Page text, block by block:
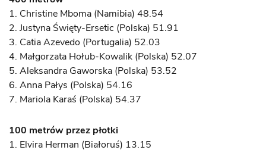
1. Christine Mboma (Namibia) 48.54
2. Justyna Święty-Ersetic (Polska) 51.91
3. Catia Azevedo (Portugalia) 52.03
4. Małgorzata Hołub-Kowalik (Polska) 52.07
5. Aleksandra Gaworska (Polska) 53.52
6. Anna Pałys (Polska) 54.16
7. Mariola Karaś (Polska) 54.37
100 metrów przez płotki
1. Elvira Herman (Białoruś) 13.15